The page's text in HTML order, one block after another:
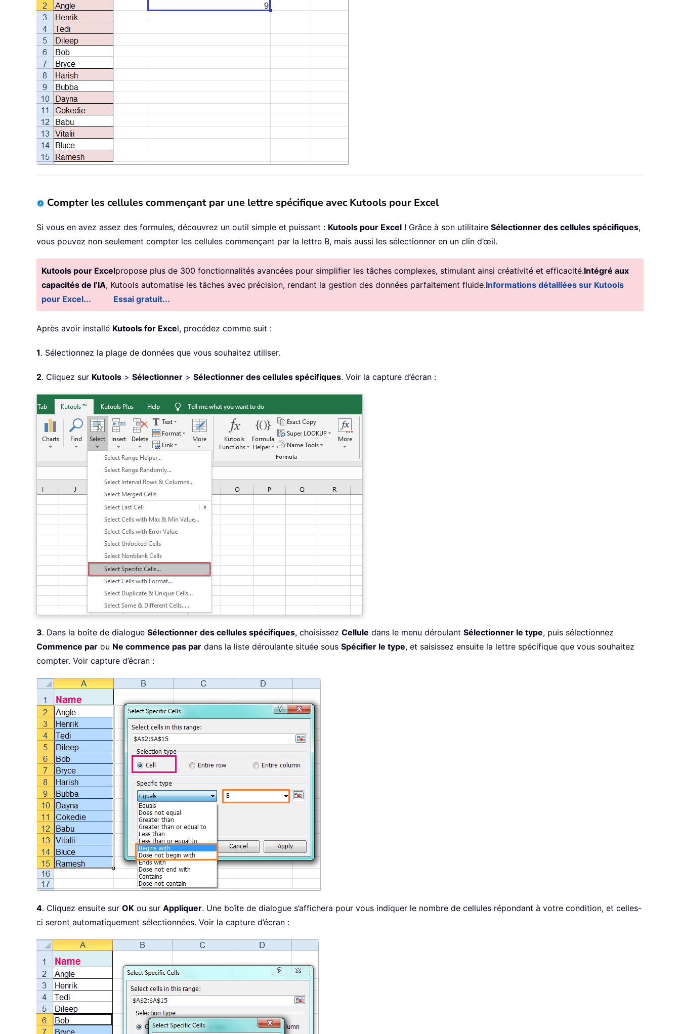
Compter les cellules commençant par une lettre spécifique avec Kutools pour Excel
Si vous en avez assez des formules, découvrez un outil simple et puissant : Kutools pour Excel ! Grâce à son utilitaire Sélectionner des cellules spécifiques,
vous pouvez non seulement compter les cellules commençant par la lettre B, mais aussi les sélectionner en un clin d’œil.
Kutools pour Excelpropose plus de 300 fonctionnalités avancées pour simplifier les tâches complexes, stimulant ainsi créativité et efficacité.Intégré aux
capacités de l’IA, Kutools automatise les tâches avec précision, rendant la gestion des données parfaitement fluide.Informations détaillées sur Kutools
pour Excel...
Essai gratuit...
Après avoir installé Kutools for Excel, procédez comme suit :
1. Sélectionnez la plage de données que vous souhaitez utiliser.
2. Cliquez sur Kutools > Sélectionner > Sélectionner des cellules spécifiques. Voir la capture d’écran :
3. Dans la boîte de dialogue Sélectionner des cellules spécifiques, choisissez Cellule dans le menu déroulant Sélectionner le type, puis sélectionnez
Commence par ou Ne commence pas par dans la liste déroulante située sous Spécifier le type, et saisissez ensuite la lettre spécifique que vous souhaitez
compter. Voir capture d’écran :
4. Cliquez ensuite sur OK ou sur Appliquer. Une boîte de dialogue s’affichera pour vous indiquer le nombre de cellules répondant à votre condition, et celles-
ci seront automatiquement sélectionnées. Voir la capture d’écran :